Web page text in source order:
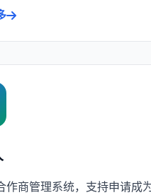
作商管理系统，支持申请成